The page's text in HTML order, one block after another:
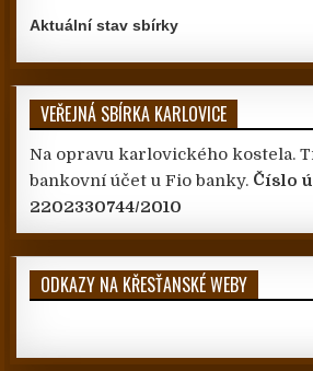
Aktuální stav sbírky
VEŘEJNÁ SBÍRKA KARLOVICE
Na opravu karlovického kostela.
bankovní účet u Fio banky. Číslo
2202330744/2010
ODKAZY NA KŘESŤANSKÉ WEBY